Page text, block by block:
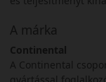
A márka
Continental
A Continental
gyártással